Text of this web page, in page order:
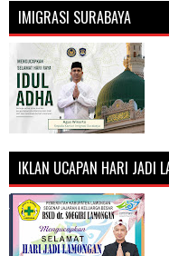
IMIGRASI SURABAYA
IKLAN UCAPAN HARI JADI